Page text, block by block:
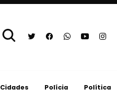
Cidades Polícia Política